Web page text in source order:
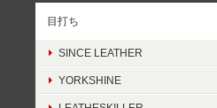
目打ち
SINCE LEATHER
YORKSHINE